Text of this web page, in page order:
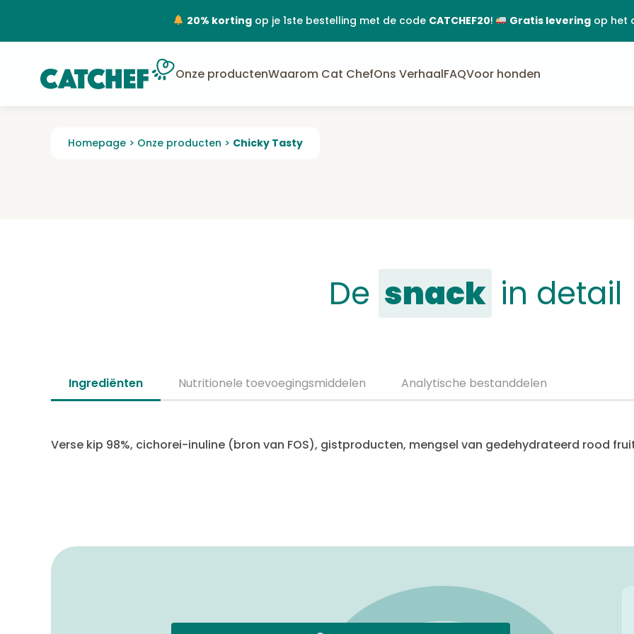
20% kortingop je 1ste bestelling met de code CATCHEF20! Gratis levering op het
Onze productenWaarom Cat ChefOns VerhaalFAQVoor honden
Homepage > Onze producten > Chicky Tasty
De snack in detail
Ingrediënten Nutritionele toevoegingsmiddelen Analytische bestanddelen
Verse kip 98%, cichorei-inuline (bron van FOS), gistproducten, mengsel van gedehydrateerd rood